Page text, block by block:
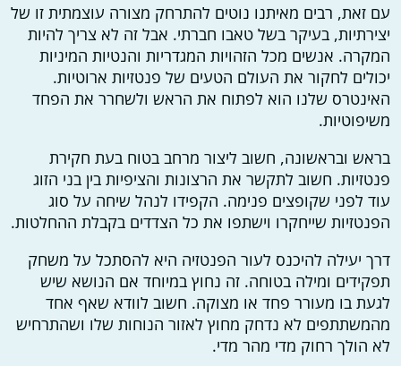
עם זאת, רבים מאיתנו נוטים להתרחק מצורה עוצמתית זו של
יצירתיות, בעיקר בשל טאבו חברתי. אבל זה לא צריך להיות
המקרה. אנשים מכל הזהויות המגדריות והנטיות המיניות
יכולים לחקור את העולם הטעים של פנטזיות ארוטיות.
האינטרס שלנו הוא לפתוח את הראש ולשחרר את הפחד
משיפוטיות.
בראש ובראשונה, חשוב ליצור מרחב בטוח בעת חקירת
פנטזיות. חשוב לתקשר את הרצונות והציפיות בין בני הזוג
עוד לפני שקופצים פנימה. הקפידו לנהל שיחה על סוג
הפנטזיות שייחקרו וישתפו את כל הצדדים בקבלת ההחלטות.
דרך יעילה להיכנס לעור הפנטזיה היא להסתכל על משחק
תפקידים ומילה בטוחה. זה נחוץ במיוחד אם הנושא שיש
לגעת בו מעורר פחד או מצוקה. חשוב לוודא שאף אחד
מהמשתתפים לא נדחק מחוץ לאזור הנוחות שלו ושהתרחיש
לא הולך רחוק מדי מהר מדי.